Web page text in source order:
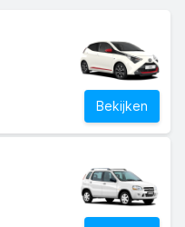
Bekijken